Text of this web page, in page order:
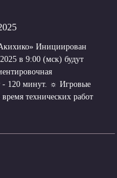
Инициирован
в 9:00 (мск) будут
- 120 минут. ☼ Игровые
технических работ